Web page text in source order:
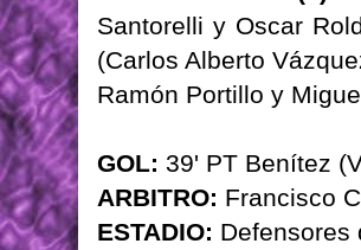
Santorelli y Oscar
(Carlos Alberto
Ramón Portillo y
GOL: 39' PT Benítez
ARBITRO: Francisco
ESTADIO: Defensores